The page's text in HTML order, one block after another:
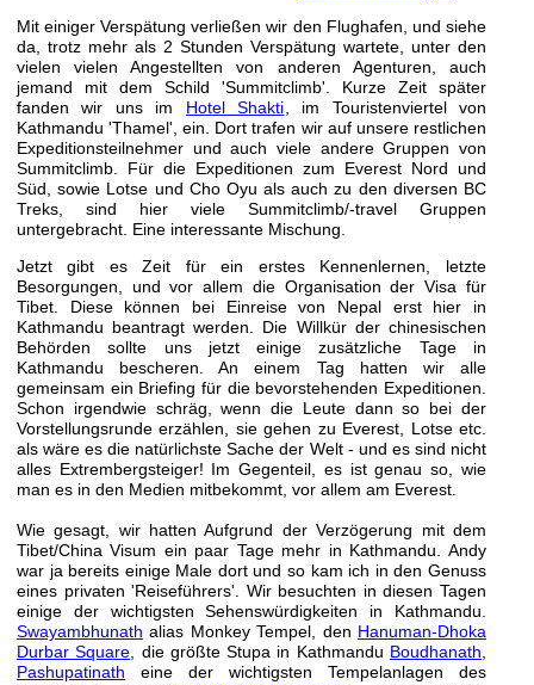
Mit einiger Verspätung verließen wir den Flughafen, und siehe
da, trotz mehr als 2 Stunden Verspätung wartete, unter den
vielen vielen Angestellten von anderen Agenturen, auch
jemand mit dem Schild 'Summitclimb'. Kurze Zeit später
fanden wir uns im Hotel Shakti , im Touristenviertel von
Kathmandu 'Thamel', ein. Dort trafen wir auf unsere restlichen
Expeditionsteilnehmer und auch viele andere Gruppen von
Summitclimb. Für die Expeditionen zum Everest Nord und
Süd, sowie Lotse und Cho Oyu als auch zu den diversen BC
Treks, sind hier viele Summitclimb/-travel Gruppen
untergebracht. Eine interessante Mischung.
Jetzt gibt es Zeit für ein erstes Kennenlernen, letzte
Besorgungen, und vor allem die Organisation der Visa für
Tibet. Diese können bei Einreise von Nepal erst hier in
Kathmandu beantragt werden. Die Willkür der chinesischen
Behörden sollte uns jetzt einige zusätzliche Tage in
Kathmandu bescheren. An einem Tag hatten wir alle
gemeinsam ein Briefing für die bevorstehenden Expeditionen.
Schon irgendwie schräg, wenn die Leute dann so bei der
Vorstellungsrunde erzählen, sie gehen zu Everest, Lotse etc.
als wäre es die natürlichste Sache der Welt - und es sind nicht
alles Extrembergsteiger! Im Gegenteil, es ist genau so, wie
man es in den Medien mitbekommt, vor allem am Everest.
Wie gesagt, wir hatten Aufgrund der Verzögerung mit dem
Tibet/China Visum ein paar Tage mehr in Kathmandu. Andy
war ja bereits einige Male dort und so kam ich in den Genuss
eines privaten 'Reiseführers'. Wir besuchten in diesen Tagen
einige der wichtigsten Sehenswürdigkeiten in Kathmandu.
Swayambhunath alias Monkey Tempel, den Hanuman-Dhoka
Durbar Square, die größte Stupa in Kathmandu Boudhanath,
Pashupatinath eine der wichtigsten Tempelanlagen des